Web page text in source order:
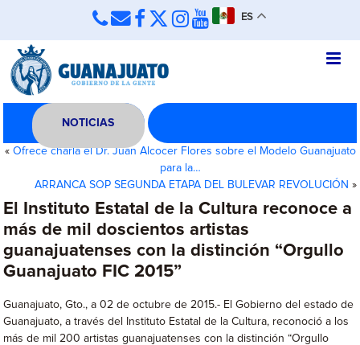
ES
NOTICIAS
« Ofrece charla el Dr. Juan Alcocer Flores sobre el Modelo Guanajuato
para la…
ARRANCA SOP SEGUNDA ETAPA DEL BULEVAR REVOLUCIÓN »
El Instituto Estatal de la Cultura reconoce a
más de mil doscientos artistas
guanajuatenses con la distinción “Orgullo
Guanajuato FIC 2015”
Guanajuato, Gto., a 02 de octubre de 2015.- El Gobierno del estado de
Guanajuato, a través del Instituto Estatal de la Cultura, reconoció a los
más de mil 200 artistas guanajuatenses con la distinción “Orgullo